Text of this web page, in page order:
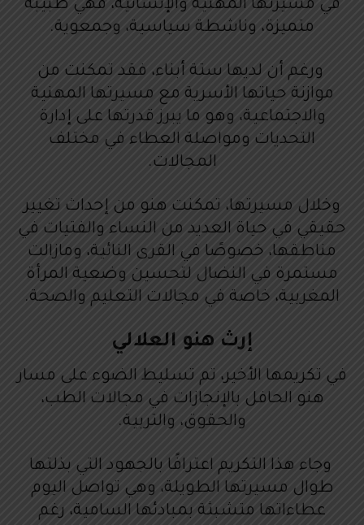
في مسيرتها المهنية والإنسانية، فهي طبيبة
متميزة، وناشطة سياسية، وجمعوية.
ورغم أن لديها ستة أبناء، فقد تمكنت من
موازنة حياتها الأسرية مع مسيرتها المهنية
والاجتماعية، وهو ما يبرز قدرتها على إدارة
التحديات ومواصلة العطاء في مختلف
المجالات.
وخلال مسيرتها، تمكنت هنو من إحداث تغيير
حقيقي في حياة العديد من النساء والفتيات في
مناطقها، خصوصًا في القرى النائية، ومازالت
مستمرة في النضال لتحسين وضعية المرأة
المغربية، خاصة في مجالات التعليم والصحة.
إرث هنو العلالي
في تكريمها الأخير، تم تسليط الضوء على مسار
هنو الحافل بالإنجازات في مجالات الطب،
والحقوق، والتربية.
وجاء هذا التكريم اعترافًا بالجهود التي بذلتها
طوال مسيرتها الطويلة، وهي تواصل اليوم
عطاءاتها متشبثة بمبادئها السامية، رغم